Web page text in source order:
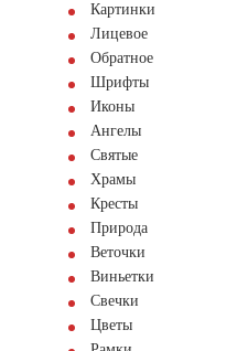
Картинки
Лицевое
Обратное
Шрифты
Иконы
Ангелы
Святые
Храмы
Кресты
Природа
Веточки
Виньетки
Свечки
Цветы